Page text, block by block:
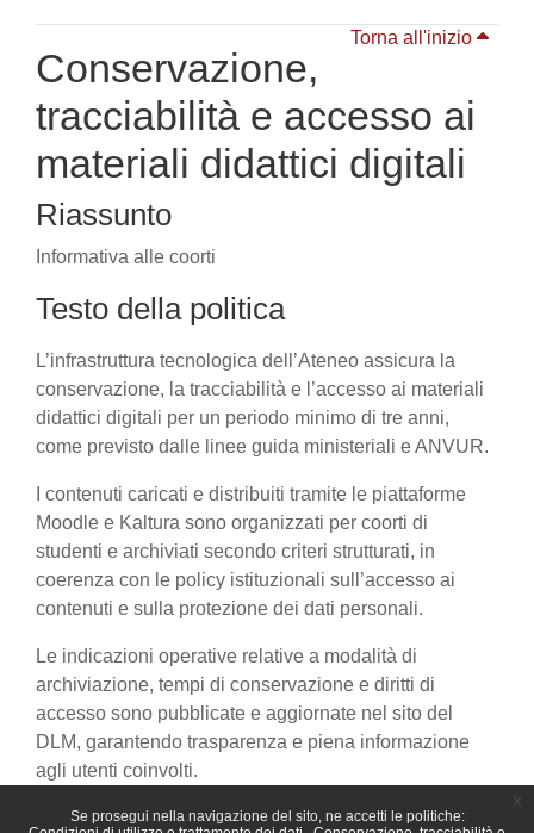
Se prosegui nella navigazione del sito, ne accetti le politiche:
Torna all'inizio
Conservazione,
tracciabilità e accesso ai
materiali didattici digitali
Riassunto
Informativa alle coorti
Testo della politica
L’infrastruttura tecnologica dell’Ateneo assicura la
conservazione, la tracciabilità e l’accesso ai materiali
didattici digitali per un periodo minimo di tre anni,
come previsto dalle linee guida ministeriali e ANVUR.
I contenuti caricati e distribuiti tramite le piattaforme
Moodle e Kaltura sono organizzati per coorti di
studenti e archiviati secondo criteri strutturati, in
coerenza con le policy istituzionali sull’accesso ai
contenuti e sulla protezione dei dati personali.
Le indicazioni operative relative a modalità di
archiviazione, tempi di conservazione e diritti di
accesso sono pubblicate e aggiornate nel sito del
DLM, garantendo trasparenza e piena informazione
agli utenti coinvolti.